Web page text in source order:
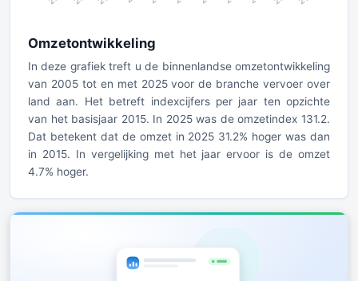
Omzetontwikkeling
In deze grafiek treft u de binnenlandse omzetontwikkeling
van 2005 tot en met 2025 voor de branche vervoer over
land aan. Het betreft indexcijfers per jaar ten opzichte
van het basisjaar 2015. In 2025 was de omzetindex 131.2.
Dat betekent dat de omzet in 2025 31.2% hoger was dan
in 2015. In vergelijking met het jaar ervoor is de omzet
4.7% hoger.